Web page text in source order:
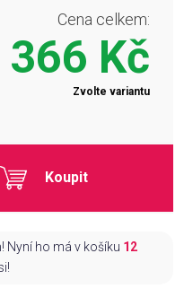
Cena celkem:
366 Kč
Zvolte variantu
Koupit
Nyní ho má v košíku 12